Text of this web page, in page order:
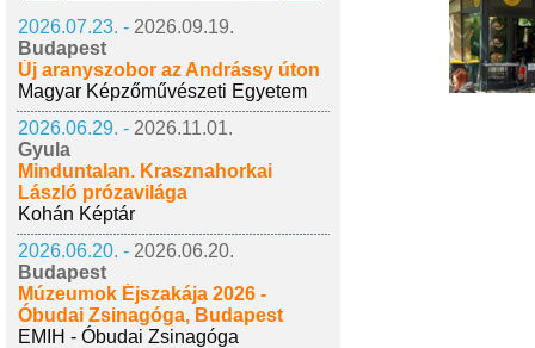
2026.07.23. - 2026.09.19.
Budapest
Új aranyszobor az Andrássy úton
Magyar Képzőművészeti Egyetem
2026.06.29. - 2026.11.01.
Gyula
Minduntalan. Krasznahorkai
László prózavilága
Kohán Képtár
2026.06.20. - 2026.06.20.
Budapest
Múzeumok Éjszakája 2026 -
Óbudai Zsinagóga, Budapest
EMIH - Óbudai Zsinagóga